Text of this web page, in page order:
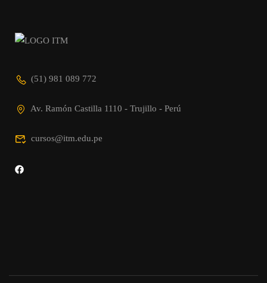
(51) 981 089 772
Av. Ramón Castilla 1110 - Trujillo - Perú
cursos@itm.edu.pe